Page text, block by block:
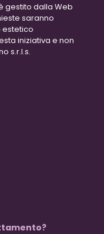
gestito dalla Web
saranno
estetico
iniziativa e non
s.r.l.s.